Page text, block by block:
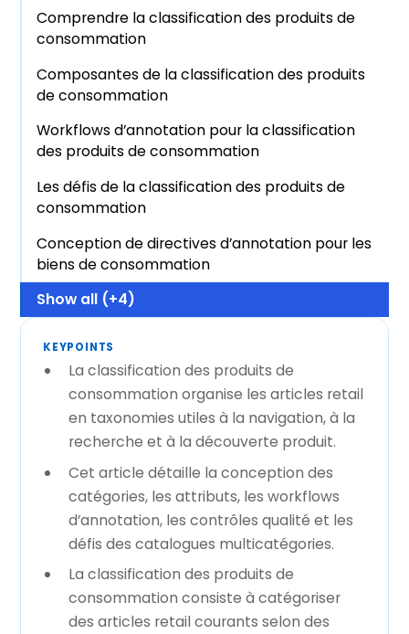
Comprendre la classification des produits de
consommation
Composantes de la classification des produits
de consommation
Workflows d’annotation pour la classification
des produits de consommation
Les défis de la classification des produits de
consommation
Conception de directives d’annotation pour les
biens de consommation
Show all (+4)
KEYPOINTS
La classification des produits de
consommation organise les articles retail
en taxonomies utiles à la navigation, à la
recherche et à la découverte produit.
Cet article détaille la conception des
catégories, les attributs, les workflows
d’annotation, les contrôles qualité et les
défis des catalogues multicatégories.
La classification des produits de
consommation consiste à catégoriser
des articles retail courants selon des